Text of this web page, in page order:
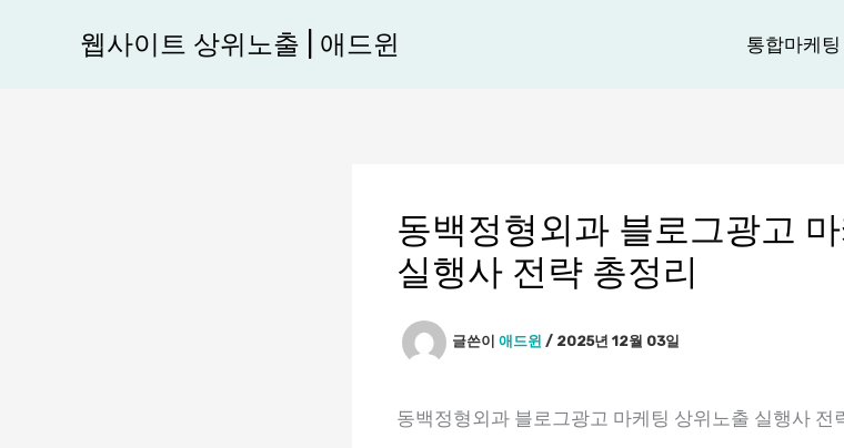
웹사이트 상위노출 | 애드윈 통합마케팅
동백정형외과 블로그광고
실행사 전략 총정리
글쓴이 애드윈 / 2025년 12월 03일
동백정형외과 블로그광고 마케팅 상위노출 실행사 전